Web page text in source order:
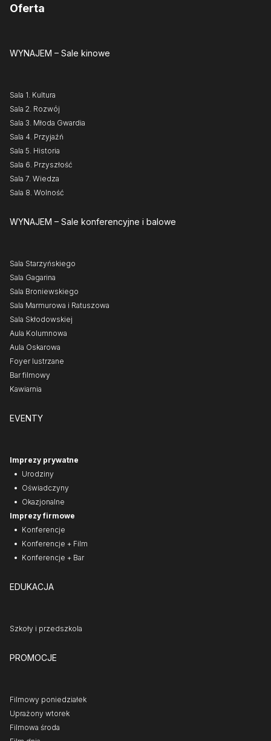
Oferta
WYNAJEM – Sale kinowe
Sala 1. Kultura
Sala 2. Rozwój
Sala 3. Młoda Gwardia
Sala 4. Przyjaźń
Sala 5. Historia
Sala 6. Przyszłość
Sala 7. Wiedza
Sala 8. Wolność
WYNAJEM – Sale konferencyjne i balowe
Sala Starzyńskiego
Sala Gagarina
Sala Broniewskiego
Sala Marmurowa i Ratuszowa
Sala Skłodowskiej
Aula Kolumnowa
Aula Oskarowa
Foyer lustrzane
Bar filmowy
Kawiarnia
EVENTY
Imprezy prywatne
Urodziny
Oświadczyny
Okazjonalne
Imprezy firmowe
Konferencje
Konferencje + Film
Konferencje + Bar
EDUKACJA
Szkoły i przedszkola
PROMOCJE
Filmowy poniedziałek
Uprażony wtorek
Filmowa środa